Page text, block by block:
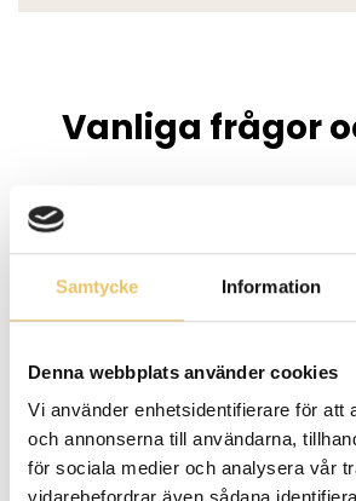
Samtycke Information
Denna webbplats använder cookies
Vi använder enhetsidentifierare för att
och annonserna till användarna,
för sociala medier och analysera vår
Vanliga frågor
Hur många deltagare
era kurser?